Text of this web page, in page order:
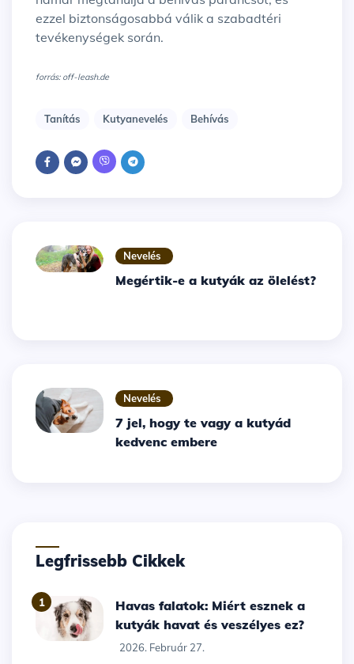
ezzel biztonságosabbá válik a szabadtéri
tevékenységek során.
forrás: off-leash.de
Tanítás Kutyanevelés Behívás
Nevelés
Megértik-e a kutyák az ölelést?
Nevelés
7 jel, hogy te vagy a kutyád
kedvenc embere
Legfrissebb Cikkek
1
Havas falatok: Miért esznek a
kutyák havat és veszélyes ez?
2026. Február 27.